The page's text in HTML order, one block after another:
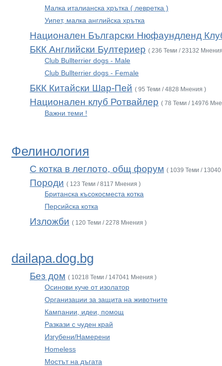
Малка италианска хрътка ( левретка )
Уипет, малка английска хрътка
Национален Български Нюфаундленд
БКК Английски Бултериер ( 236 Теми / 23132
Club Bullterrier dogs - Male
Club Bullterrier dogs - Female
БКК Китайски Шар-Пей ( 95 Теми / 4828 Мнения )
Национален клуб Ротвайлер ( 78 Теми / 14976
Важни теми !
Фелинология
С котка в леглото, общ форум ( 1039 Теми /
Породи ( 123 Теми / 8117 Мнения )
Британска късокосместа котка
Персийска котка
Изложби ( 120 Теми / 2278 Мнения )
dailapa.dog.bg
Без дом ( 10218 Теми / 147041 Мнения )
Осинови куче от изолатор
Организации за защита на животните
Кампании, идеи, помощ
Разкази с чуден край
Изгубени/Намерени
Homeless
Мостът на дъгата